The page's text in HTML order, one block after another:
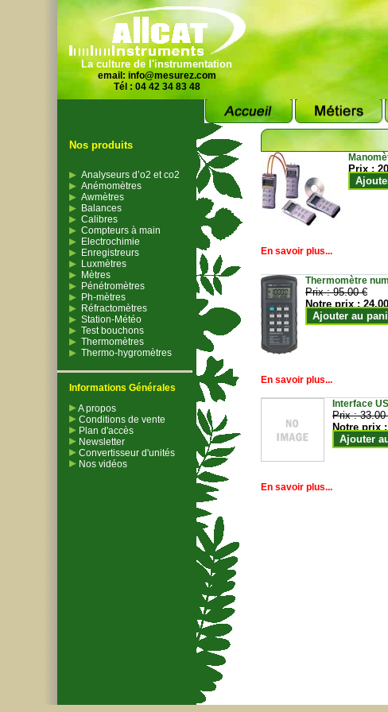
La culture de l'instrumentation
email: info@mesurez.com
Tél : 04 42 34 83 48
Nos produits
Analyseurs d’o2 et co2
Anémomètres
Awmètres
Balances
Calibres
Compteurs à main
Electrochimie
Enregistreurs
Luxmètres
Mètres
Pénétromètres
Ph-mètres
Réfractomètres
Station-Météo
Test bouchons
Thermomètres
Thermo-hygromètres
Informations Générales
A propos
Conditions de vente
Plan d'accès
Newsletter
Convertisseur d'unités
Nos vidéos
Prix :
En savoir plus...
Thermomètre
Prix :95.00 €
Notre prix :
Ajouter au
En savoir plus...
Interface
Prix :33.00
Notre prix
Ajouter
En savoir plus...